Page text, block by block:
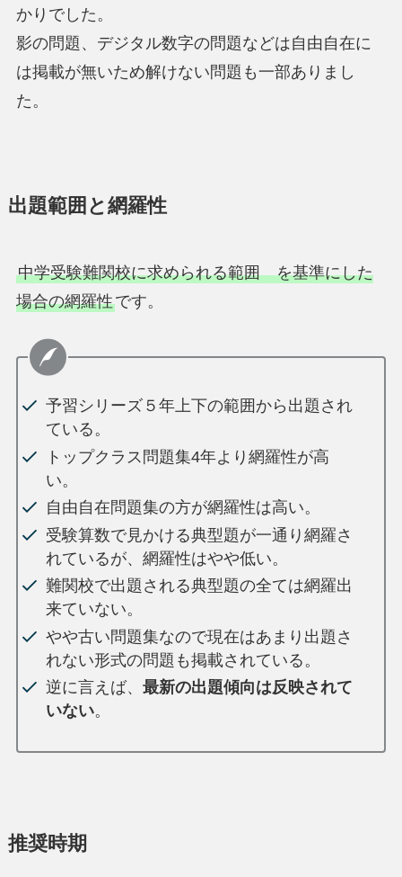
かりでした。
影の問題、デジタル数字の問題などは自由自在に
は掲載が無いため解けない問題も一部ありまし
た。
出題範囲と網羅性
中学受験難関校に求められる範囲 を基準にした
場合の網羅性です。
予習シリーズ５年上下の範囲から出題され
ている。
トップクラス問題集4年より網羅性が高
い。
自由自在問題集の方が網羅性は高い。
受験算数で見かける典型題が一通り網羅さ
れているが、網羅性はやや低い。
難関校で出題される典型題の全ては網羅出
来ていない。
やや古い問題集なので現在はあまり出題さ
れない形式の問題も掲載されている。
逆に言えば、最新の出題傾向は反映されて
いない。
推奨時期